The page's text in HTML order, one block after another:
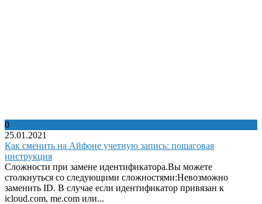
0
25.01.2021
Как сменить на Айфоне учетную запись: пошаговая
инструкция
Сложности при замене идентификатора.Вы можете
столкнуться со следующими сложностями:Невозможно
заменить ID. В случае если идентификатор привязан к
iclοud.com, me.cοm или...